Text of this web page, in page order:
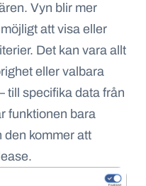
Vyn blir mer
att visa eller
Det kan vara allt
eller valbara
till specifika data från
funktionen bara
den kommer att